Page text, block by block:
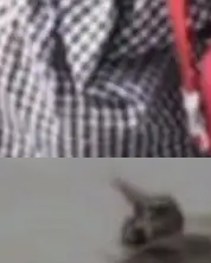
5:53
邮
前苹
你写
话让
示：
M
> 搜
式发
音视频
殊之
字，
对于
陌
，AI
报道